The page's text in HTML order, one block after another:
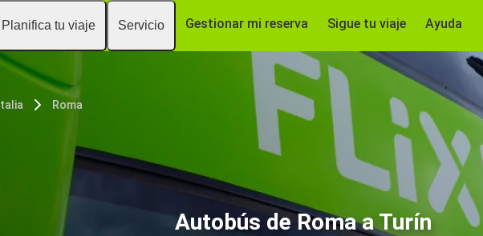
Planifica tu viaje Servicio Gestionar mi reserva Sigue tu viaje Ayuda
Italia Roma
Autobús de Roma a Turín